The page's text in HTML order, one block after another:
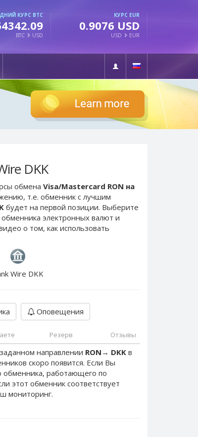
КУРС BTC
BTC USD
КУРС EUR
0.9076 USD
USD EUR
DKK
обмена Visa/Mastercard RON на
т.е. обменник с лучшим
будет на первой позиции. Выберите
электронных валют и
о том, как использовать
Wire DKK
Оповещения
Резерв Отзывы
направлении RON → DKK в
скоро появится. Если Вы
обменника, работающего по
этот обменник соответствует
мониторинг.